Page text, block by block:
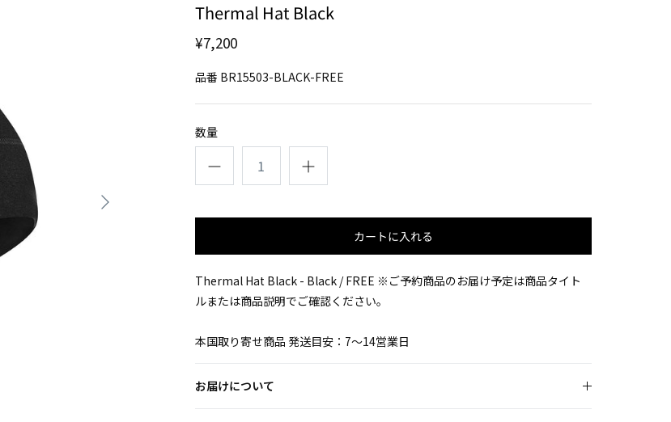
Thermal Hat Black
¥7,200
品番 BR15503-BLACK-FREE
数量
カートに入れる
Thermal Hat Black - Black / FREE ※ご予約商品のお届け予定は商品タイト
ルまたは商品説明でご確認ください。
本国取り寄せ商品 発送目安：7〜14営業日
お届けについて